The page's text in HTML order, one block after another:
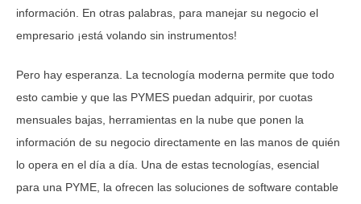
información. En otras palabras, para manejar su negocio el
empresario ¡está volando sin instrumentos!
Pero hay esperanza. La tecnología moderna permite que todo
esto cambie y que las PYMES puedan adquirir, por cuotas
mensuales bajas, herramientas en la nube que ponen la
información de su negocio directamente en las manos de quién
lo opera en el día a día. Una de estas tecnologías, esencial
para una PYME, la ofrecen las soluciones de software contable